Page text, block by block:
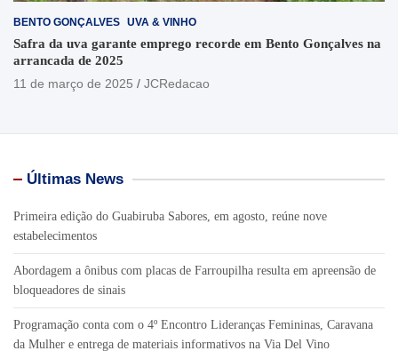
BENTO GONÇALVES UVA & VINHO
Safra da uva garante emprego recorde em Bento Gonçalves na
arrancada de 2025
11 de março de 2025
JCRedacao
Últimas News
Primeira edição do Guabiruba Sabores, em agosto, reúne nove
estabelecimentos
Abordagem a ônibus com placas de Farroupilha resulta em apreensão de
bloqueadores de sinais
Programação conta com o 4º Encontro Lideranças Femininas, Caravana
da Mulher e entrega de materiais informativos na Via Del Vino